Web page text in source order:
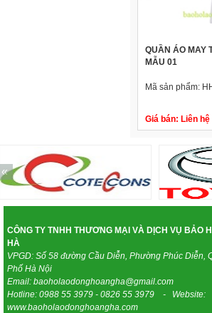
QUẦN ÁO MAY
MẪU 01
Mã sản phẩm:
Giá bán: Liên hệ
«
CÔNG TY TNHH THƯƠNG MẠI VÀ DỊCH VỤ BẢO
HÀ
VPGD: Số 58 đường Cầu Diễn, Phường Phúc Diễn,
Phố Hà Nội
Email: baoholaodonghoangha@gmail.com
Hotline: 0988 55 3979 - 0826 55 3979 - Website:
www.baoholaodonghoangha.com